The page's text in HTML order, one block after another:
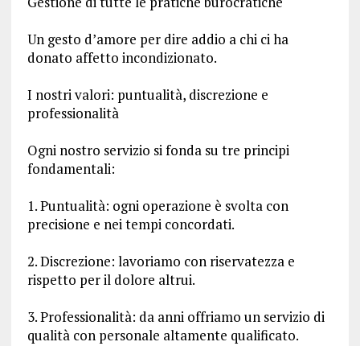
Un gesto d’amore per dire addio a chi ci ha
donato affetto incondizionato.
I nostri valori: puntualità, discrezione e
professionalità
Ogni nostro servizio si fonda su tre principi
fondamentali:
1. Puntualità: ogni operazione è svolta con
precisione e nei tempi concordati.
2. Discrezione: lavoriamo con riservatezza e
rispetto per il dolore altrui.
3. Professionalità: da anni offriamo un servizio di
qualità con personale altamente qualificato.